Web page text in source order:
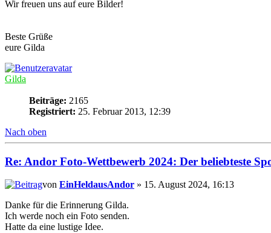
Wir freuen uns auf eure Bilder!
Beste Grüße
eure Gilda
Gilda
Beiträge: 2165
Registriert: 25. Februar 2013, 12:39
Nach oben
Re: Andor Foto-Wettbewerb 2024: Der beliebteste
von EinHeldausAndor » 15. August 2024, 16:13
Danke für die Erinnerung Gilda.
Ich werde noch ein Foto senden.
Hatte da eine lustige Idee.